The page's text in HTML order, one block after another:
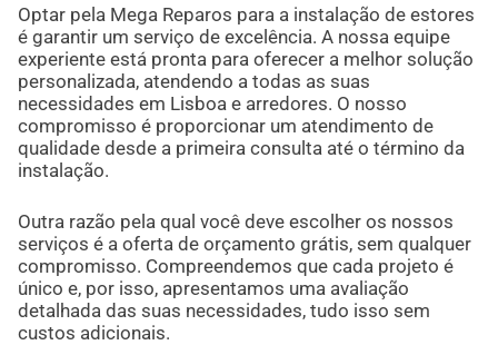
Optar pela Mega Reparos para a instalação de estores
é garantir um serviço de excelência. A nossa equipe
experiente está pronta para oferecer a melhor solução
personalizada, atendendo a todas as suas
necessidades em Lisboa e arredores. O nosso
compromisso é proporcionar um atendimento de
qualidade desde a primeira consulta até o término da
instalação.
Outra razão pela qual você deve escolher os nossos
serviços é a oferta de orçamento grátis, sem qualquer
compromisso. Compreendemos que cada projeto é
único e, por isso, apresentamos uma avaliação
detalhada das suas necessidades, tudo isso sem
custos adicionais.